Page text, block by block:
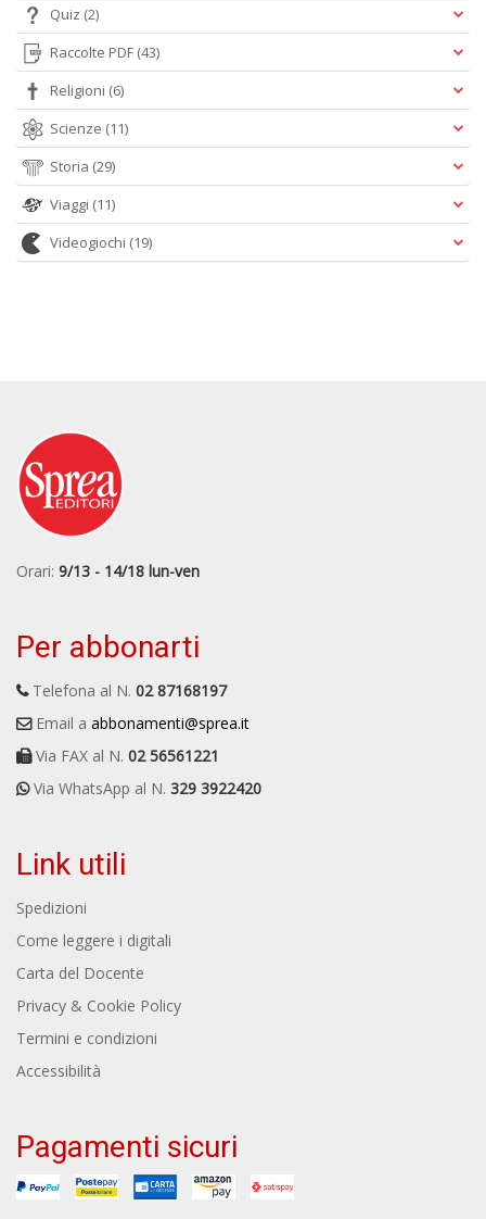
Quiz (2)
Raccolte PDF (43)
Religioni (6)
Scienze (11)
Storia (29)
Viaggi (11)
Videogiochi (19)
Orari: 9/13 - 14/18 lun-ven
Per abbonarti
Telefona al N. 02 87168197
Email a abbonamenti@sprea.it
Via FAX al N. 02 56561221
Via WhatsApp al N. 329 3922420
Link utili
Spedizioni
Come leggere i digitali
Carta del Docente
Privacy & Cookie Policy
Termini e condizioni
Accessibilità
Pagamenti sicuri